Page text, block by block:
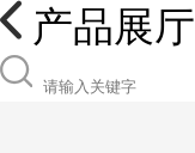
产品展厅